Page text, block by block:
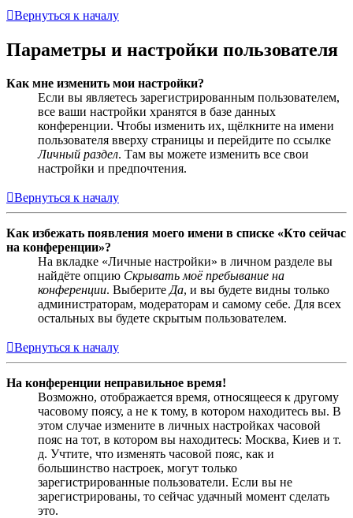
Вернуться к началу
Параметры и настройки пользователя
Как мне изменить мои настройки?
Если вы являетесь зарегистрированным пользователем,
все ваши настройки хранятся в базе данных
конференции. Чтобы изменить их, щёлкните на имени
пользователя вверху страницы и перейдите по ссылке
Личный раздел. Там вы можете изменить все свои
настройки и предпочтения.
Вернуться к началу
Как избежать появления моего имени в списке «Кто сейчас
на конференции»?
На вкладке «Личные настройки» в личном разделе вы
найдёте опцию Скрывать моё пребывание на
конференции. Выберите Да, и вы будете видны только
администраторам, модераторам и самому себе. Для всех
остальных вы будете скрытым пользователем.
Вернуться к началу
На конференции неправильное время!
Возможно, отображается время, относящееся к другому
часовому поясу, а не к тому, в котором находитесь вы. В
этом случае измените в личных настройках часовой
пояс на тот, в котором вы находитесь: Москва, Киев и т.
д. Учтите, что изменять часовой пояс, как и
большинство настроек, могут только
зарегистрированные пользователи. Если вы не
зарегистрированы, то сейчас удачный момент сделать
это.